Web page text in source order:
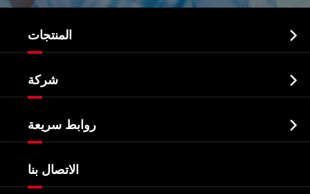
المنتجات 
الصيدلانية وسيطة
البيوكيميائية
Agrochemicals و الوسطيات
مكونات مستحضرات التجميل
شركة 
شهادات و مصنع تظهر
شركة التاريخ
روابط سريعة 
الاتصال بنا